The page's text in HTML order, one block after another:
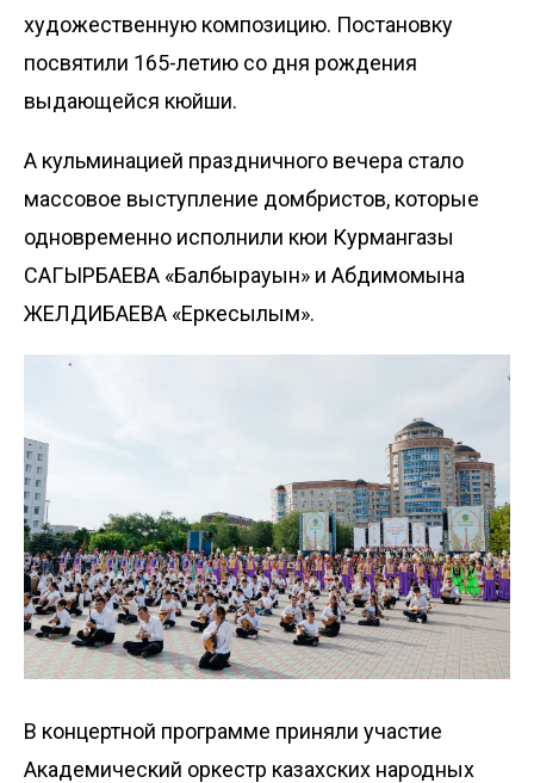
художественную композицию. Постановку
посвятили 165-летию со дня рождения
выдающейся кюйши.
А кульминацией праздничного вечера стало
массовое выступление домбристов, которые
одновременно исполнили кюи Курмангазы
САГЫРБАЕВА «Балбырауын» и Абдимомына
ЖЕЛДИБАЕВА «Еркесылқым».
В концертной программе приняли участие
Академический оркестр казахских народных